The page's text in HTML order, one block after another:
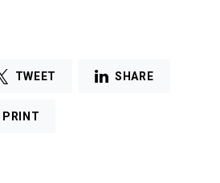
TWEET SHARE
PRINT